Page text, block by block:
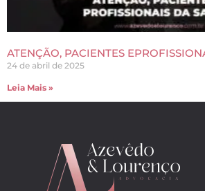
ATENÇÃO, PACIENTES
24 de abril de 2025
Leia Mais »